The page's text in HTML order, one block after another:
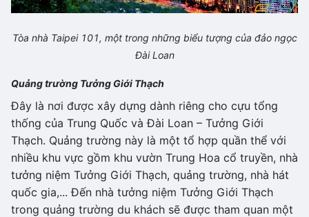
Tòa nhà Taipei 101, một trong những biểu tượng của đảo ngọc
Đài Loan
Quảng trường Tưởng Giới Thạch
Đây là nơi được xây dựng dành riêng cho cựu tổng
thống của Trung Quốc và Đài Loan – Tưởng Giới
Thạch. Quảng trường này là một tổ hợp quần thể với
nhiều khu vực gồm khu vườn Trung Hoa cổ truyền, nhà
tưởng niệm Tưởng Giới Thạch, quảng trường, nhà hát
quốc gia,... Đến nhà tưởng niệm Tưởng Giới Thạch
trong quảng trường du khách sẽ được tham quan một